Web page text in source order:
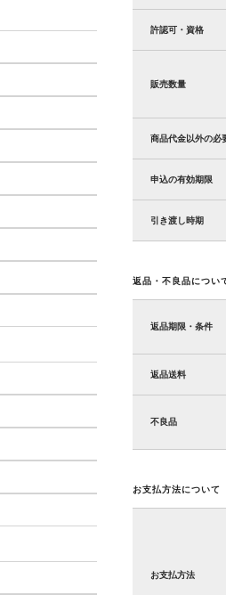
許認可・資格
販売数量
商品代金以外の必
申込の有効期限
引き渡し時期
返品・不良品につい
返品期限・条件
返品送料
不良品
お支払方法について
お支払方法